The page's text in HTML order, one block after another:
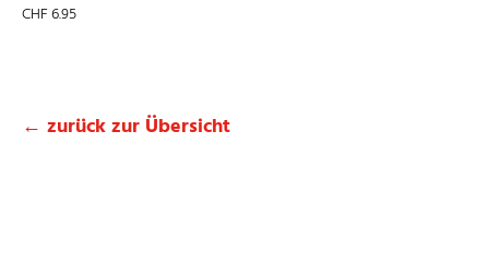
CHF6.95
← zurück zur Übersicht